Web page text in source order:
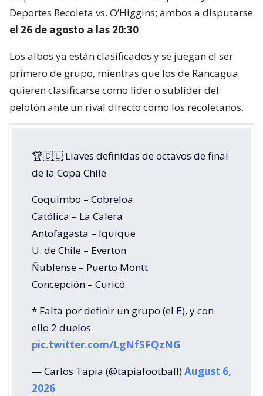
Deportes Recoleta vs. O’Higgins; ambos a disputarse
el 26 de agosto a las 20:30.
Los albos ya están clasificados y se juegan el ser
primero de grupo, mientras que los de Rancagua
quieren clasificarse como líder o sublíder del
pelotón ante un rival directo como los recoletanos.
🏆🇨🇱 Llaves definidas de octavos de final
de la Copa Chile
Coquimbo – Cobreloa
Católica – La Calera
Antofagasta – Iquique
U. de Chile – Everton
Ñublense – Puerto Montt
Concepción – Curicó
* Falta por definir un grupo (el E), y con
ello 2 duelos
pic.twitter.com/LgNfSFQzNG
— Carlos Tapia (@tapiafootball)August 6,
2026